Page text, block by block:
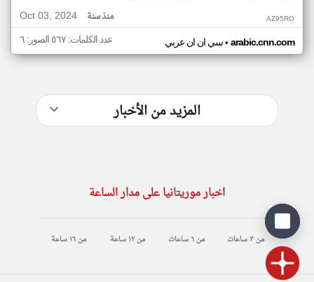
Oct 03, 2024
منذ سنة AZ95RO
سي ان ان عربي• arabic.cnn.com عدد الكلمات: ٥٦٧ الصور: ٦
المزيد من الأخبار
اخبار موريتانيا على مدار الساعة
من ٣ ساعات من ٦ ساعات من ١٢ ساعة من ١٦ ساعة